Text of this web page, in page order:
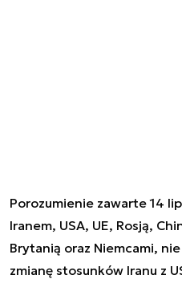
Porozumienie zawarte 14
Iranem, USA, UE, Rosją,
Brytanią oraz Niemcami,
zmianę stosunków Iranu z